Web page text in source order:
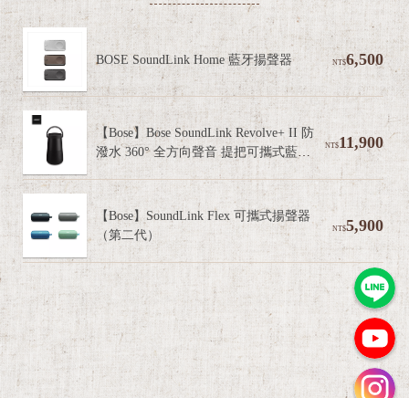
NT$6,500
BOSE SoundLink Home 藍牙揚聲器
NT$11,900
【Bose】Bose SoundLink Revolve+ II 防
潑水 360° 全方向聲音 提把可攜式藍牙
揚聲器
NT$5,900
【Bose】SoundLink Flex 可攜式揚聲器
（第二代）